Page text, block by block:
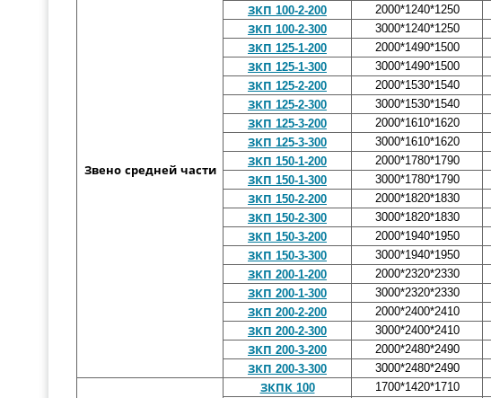
Звено средней части
ЗКП 100-2-200
2000*1240*1250
ЗКП 100-2-300
3000*1240*1250
ЗКП 125-1-200
2000*1490*1500
ЗКП 125-1-300
3000*1490*1500
ЗКП 125-2-200
2000*1530*1540
ЗКП 125-2-300
3000*1530*1540
ЗКП 125-3-200
2000*1610*1620
ЗКП 125-3-300
3000*1610*1620
ЗКП 150-1-200
2000*1780*1790
ЗКП 150-1-300
3000*1780*1790
ЗКП 150-2-200
2000*1820*1830
ЗКП 150-2-300
3000*1820*1830
ЗКП 150-3-200
2000*1940*1950
ЗКП 150-3-300
3000*1940*1950
ЗКП 200-1-200
2000*2320*2330
ЗКП 200-1-300
3000*2320*2330
ЗКП 200-2-200
2000*2400*2410
ЗКП 200-2-300
3000*2400*2410
ЗКП 200-3-200
2000*2480*2490
ЗКП 200-3-300
3000*2480*2490
ЗКПК 100 1700*1420*1710